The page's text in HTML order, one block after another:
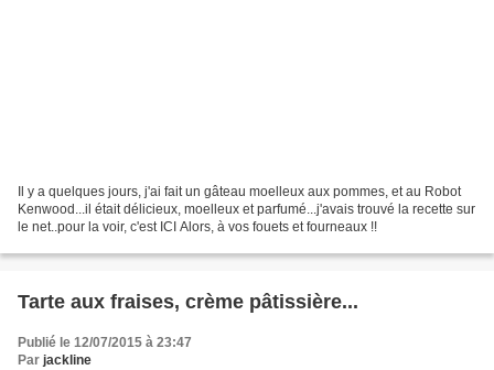
Il y a quelques jours, j'ai fait un gâteau moelleux aux pommes, et au Robot
Kenwood...il était délicieux, moelleux et parfumé...j'avais trouvé la recette sur
le net..pour la voir, c'est ICI Alors, à vos fouets et fourneaux !!
Tarte aux fraises, crème pâtissière...
Publié le 12/07/2015 à 23:47
Par jackline